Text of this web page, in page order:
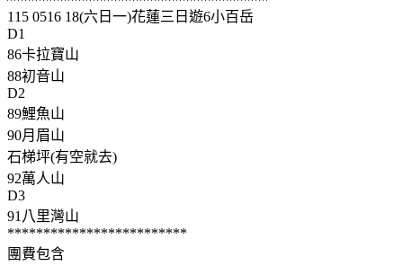
115 0516 18(六日一)花蓮三日遊6小百岳
D1
86卡拉寶山
88初音山
D2
89鯉魚山
90月眉山
石梯坪(有空就去)
92萬人山
D3
91八里灣山
*************************
團費包含